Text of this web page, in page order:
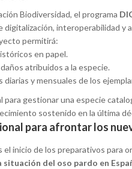
Biodiversidad, el programa
interoperabilidad y
permitirá:
en papel.
atribuidos a la especie.
diarias y mensuales de los
gestionar una especie
sostenido en la última
para afrontar los
inicio de los preparativos para
del oso pardo en